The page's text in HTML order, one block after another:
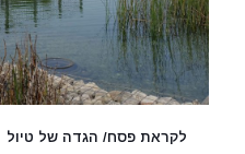
לקראת פסח/ הגדה של טיול